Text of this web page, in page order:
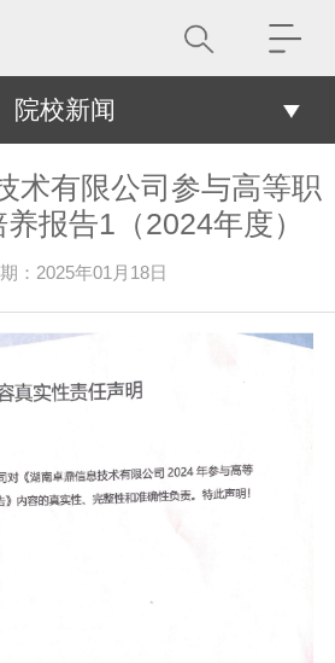
院校新闻
术有限公司参与高等职
报告1（2024年度）
：2025年01月18日